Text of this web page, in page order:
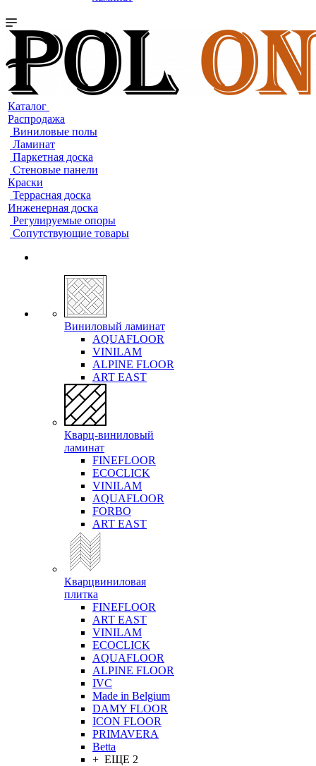
Каталог
Распродажа
Виниловые полы
Ламинат
Паркетная доска
Стеновые панели
Краски
Террасная доска
Инженерная доска
Регулируемые опоры
Сопутствующие товары
Виниловый ламинат
AQUAFLOOR
VINILAM
ALPINE FLOOR
ART EAST
Кварц-виниловый
ламинат
FINEFLOOR
ECOCLICK
VINILAM
AQUAFLOOR
FORBO
ART EAST
Кварцвиниловая
плитка
FINEFLOOR
ART EAST
VINILAM
ECOCLICK
AQUAFLOOR
ALPINE FLOOR
IVC
Made in Belgium
DAMY FLOOR
ICON FLOOR
PRIMAVERA
Betta
+ ЕЩЕ 2